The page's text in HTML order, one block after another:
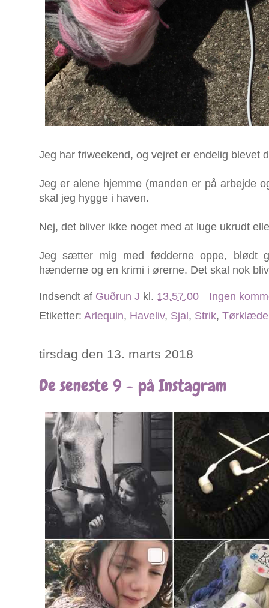
Jeg har friweekend, og vejret er endelig blevet
Jeg er alene hjemme (manden er på arbejde
skal jeg hygge i haven.
Nej, det bliver ikke noget med at luge ukrudt
Jeg sætter mig med fødderne oppe, blødt
hænderne og en krimi i ørerne. Det skal nok
Indsendt af Guðrun J kl. 13.57.00
Ingen
Etiketter: Arlequin, Haveliv, Sjal, Strik, Tørklæde
tirsdag den 13. marts 2018
De seneste 9 - på Instagram